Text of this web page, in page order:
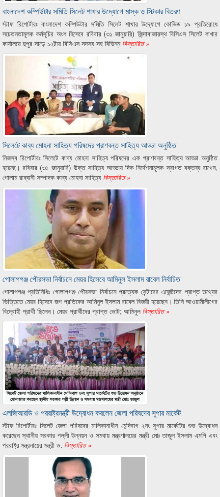
বাংলাদেশ কম্পিউটার সমিতি সিলেট শাখার উদ্যোগে মাস্ক ও স্টিকার বিতরণ
স্টাফ রিপোর্টারঃ বাংলাদেশ কম্পিউটার সমিতি সিলেট শাখার উদ্যোগে কোভিড ১৯ প্রতিরোধে
সচেতনতামূলক কর্মসূচির অংশ হিসেবে রবিবার (৩১ জানুয়ারি) জিন্দাবাজারস্থ বিসিএস সিলেট শাখার
কার্যালয়ে দুপুর সাড়ে ১২টায় বিসিএস সদস্য সহ বিভিন্নবিস্তারিত »
সিলেটে কাব্য মোহনা সাহিত্য পরিষদের প্রাণবন্ত সাহিত্য আড্ডা অনুষ্ঠিত
নিজস্ব রিপোর্টারঃ সিলেটে কাব্য মোহনা সাহিত্য পরিষদের এক প্রাণবন্ত সাহিত্য আড্ডা অনুষ্ঠিত
হয়েছে। রবিবার (৩১ জানুয়ারি) উক্ত সাহিত্য আড্ডায় দিক নির্দেশনামূলক স্বাগত বক্তব্য রাখেন,
গোলাম রাব্বানী সম্পাদক কাব্য মোহনা সাহিত্য বিস্তারিত »
গোলাপগঞ্জ পৌরসভা নির্বাচনে মেয়র হিসেবে আমিনুল ইসলাম রাবেল নির্বাচিত
গোলাপগঞ্জ প্রতিনিধিঃ গোলাপগঞ্জ পৌরসভা নির্বাচনে প্রত্যেক সেন্টারের এজেন্টদের প্রাপ্ত তথ্যের
ভিত্তিতে মেয়র হিসেবে জগ প্রতিকের আমিনুল ইসলাম রাবেল বিজয়ী হয়েছেন। তিনি আওয়ামীলীগের
বিদ্রোহী প্রার্থী ছিলেন। মেয়র প্রার্থীদের প্রাপ্ত ভোট; আমিনুল বিস্তারিত »
এলজিআরডি ও পররাষ্ট্রমন্ত্রী উদ্বোধন করলেন জেলা পরিষদের সুপার মার্কেট
স্টাফ রিপোর্টারঃ সিলেট জেলা পরিষদের মালিকানাধীন মেন্দিবাগ ২নং সুপার মার্কেটের শুভ উদ্বোধন
করেছেন স্থানীয় সরকার পল্লী উন্নয়ন ও সমবায় মন্ত্রণালয়ের মন্ত্রী মোঃ তাজুল ইসলাম এমপি এবং
পররাষ্ট্র মন্ত্রনায়ের মন্ত্রী ড. বিস্তারিত »